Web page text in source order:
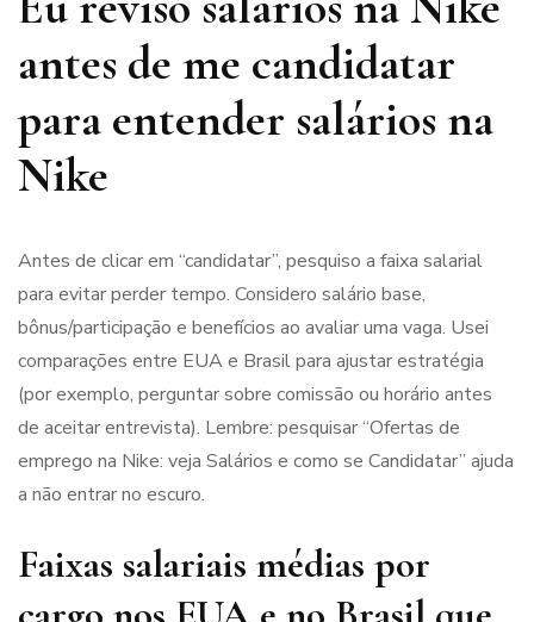
antes de me candidatar
para entender salários na
Nike
Antes de clicar em “candidatar”, pesquiso a faixa salarial
para evitar perder tempo. Considero salário base,
bônus/participação e benefícios ao avaliar uma vaga. Usei
comparações entre EUA e Brasil para ajustar estratégia
(por exemplo, perguntar sobre comissão ou horário antes
de aceitar entrevista). Lembre: pesquisar “Ofertas de
emprego na Nike: veja Salários e como se Candidatar” ajuda
a não entrar no escuro.
Faixas salariais médias por